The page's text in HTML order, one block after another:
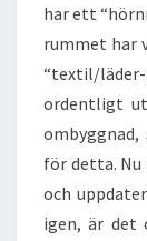
har ett
rummet har
“textil/
ordentligt
för detta.
och
igen, är det